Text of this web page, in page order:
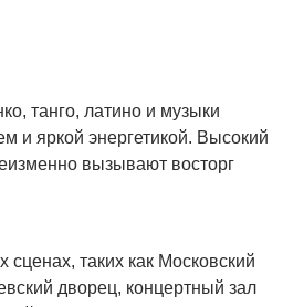
танго, латино и музыки
и яркой энергетикой. Высокий
вызывают восторг
таких как Московский
дворец, концертный зал